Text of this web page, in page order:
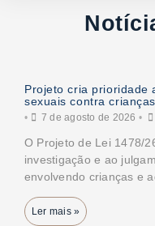
Projeto cria prioridade
sexuais contra
• 7 de agosto de 2026 •
O Projeto de Lei 1478/
investigação e ao
envolvendo crianças e
Ler mais »